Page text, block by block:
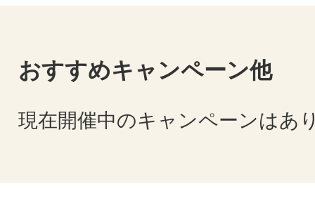
おすすめキャンペーン他
現在開催中のキャンペーンはあ